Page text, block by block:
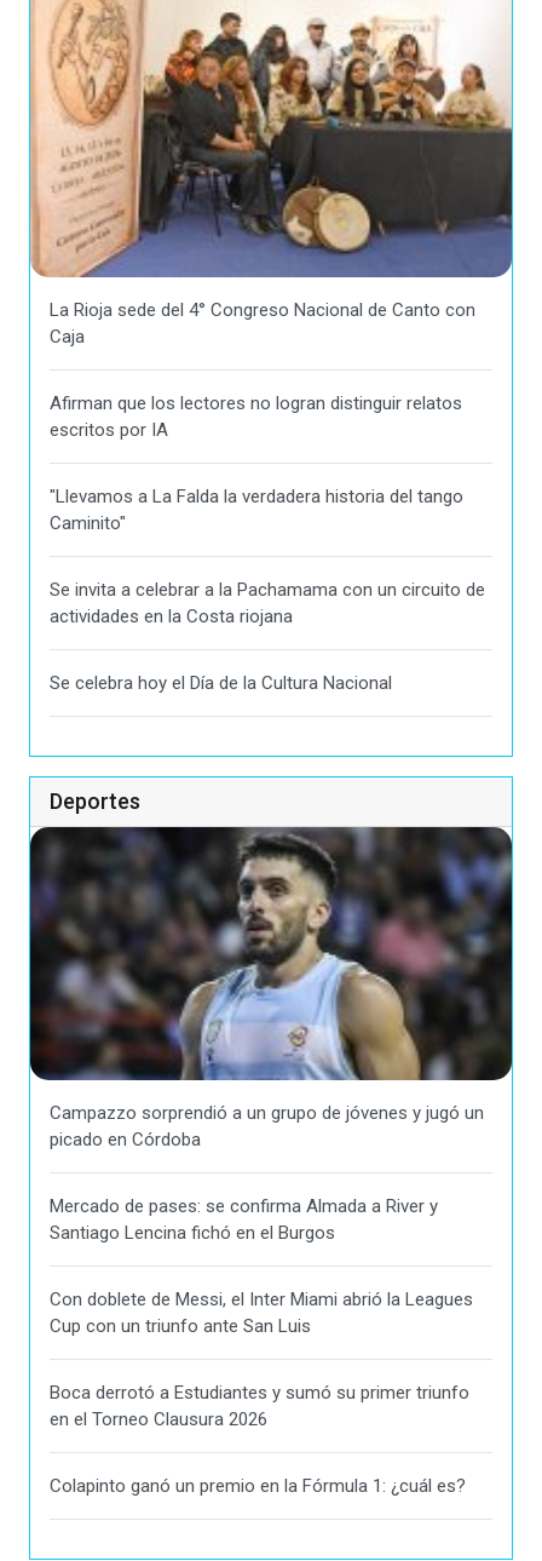
La Rioja sede del 4° Congreso Nacional de Canto con
Caja
Afirman que los lectores no logran distinguir relatos
escritos por IA
"Llevamos a La Falda la verdadera historia del tango
Caminito"
Se invita a celebrar a la Pachamama con un circuito de
actividades en la Costa riojana
Se celebra hoy el Día de la Cultura Nacional
Deportes
Campazzo sorprendió a un grupo de jóvenes y jugó un
picado en Córdoba
Mercado de pases: se confirma Almada a River y
Santiago Lencina fichó en el Burgos
Con doblete de Messi, el Inter Miami abrió la Leagues
Cup con un triunfo ante San Luis
Boca derrotó a Estudiantes y sumó su primer triunfo
en el Torneo Clausura 2026
Colapinto ganó un premio en la Fórmula 1: ¿cuál es?